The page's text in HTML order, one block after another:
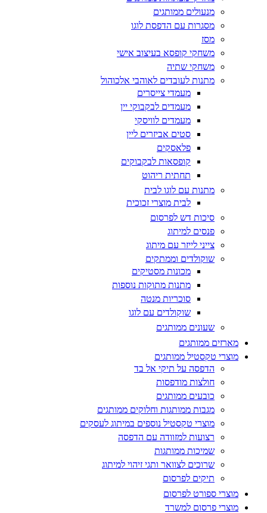
מנעולים ממותגים
מסגרות עם הדפסת לוגו
מסז
משחקי קופסא בעיצוב אישי
משחקי שתיה
מתנות לעובדים לאוהבי אלכוהול
מעמדי צייסרים
מעמדים לבקבוקי יין
מעמדים לוויסקי
סטים אביזרים ליין
פלאסקים
קופסאות לבקבוקים
תחתית ריהוט
מתנות עם לוגו לבית
לבית מוצרי זכוכית
סיכות דש לפרסום
פנסים למיתוג
צייני לייזר עם מיתוג
שוקולדים וממתקים
מכונות מסטיקים
מתנות מתוקות נוספות
סוכריות מנטה
שוקולדים עם לוגו
שעונים ממותגים
מארזים ממותגים
מוצרי טקסטיל ממותגים
הדפסה על תיקי אל בד
חולצות מודפסות
כובעים ממותגים
מגבות ממותגות וחלוקים ממותגים
מוצרי טקסטיל נוספים במיתוג לעסקים
רצועות למזוודה עם הדפסה
שמיכות ממותגות
שרוכים לצוואר ותגי זיהוי למיתוג
תיקים לפרסום
מוצרי ספורט לפרסום
מוצרי פרסום למשרד